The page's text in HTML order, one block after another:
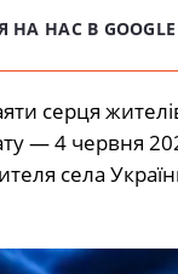
НА НАС В GOOGLE
серця
— 4 червня
села